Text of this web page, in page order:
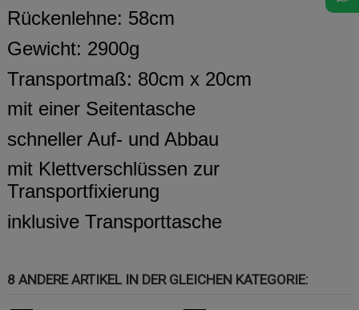
Rückenlehne: 58cm
Gewicht: 2900g
Transportmaß: 80cm x 20cm
mit einer Seitentasche
schneller Auf- und Abbau
mit Klettverschlüssen zur
Transportfixierung
inklusive Transporttasche
8 ANDERE ARTIKEL IN DER GLEICHEN KATEGORIE: